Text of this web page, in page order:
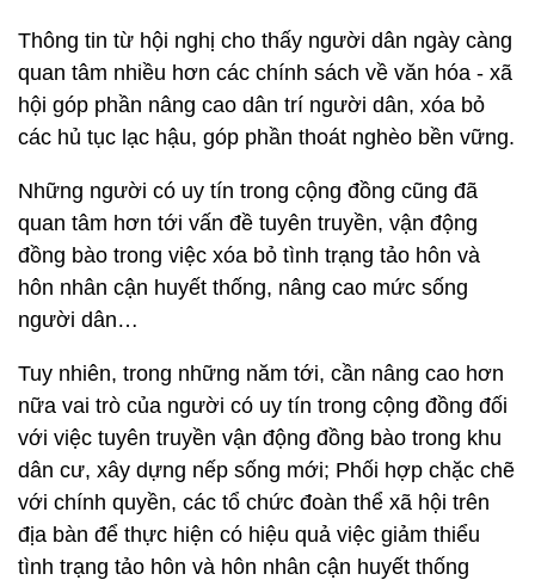
Thông tin từ hội nghị cho thấy người dân ngày càng
quan tâm nhiều hơn các chính sách về văn hóa - xã
hội góp phần nâng cao dân trí người dân, xóa bỏ
các hủ tục lạc hậu, góp phần thoát nghèo bền vững.
Những người có uy tín trong cộng đồng cũng đã
quan tâm hơn tới vấn đề tuyên truyền, vận động
đồng bào trong việc xóa bỏ tình trạng tảo hôn và
hôn nhân cận huyết thống, nâng cao mức sống
người dân…
Tuy nhiên, trong những năm tới, cần nâng cao hơn
nữa vai trò của người có uy tín trong cộng đồng đối
với việc tuyên truyền vận động đồng bào trong khu
dân cư, xây dựng nếp sống mới; Phối hợp chặc chẽ
với chính quyền, các tổ chức đoàn thể xã hội trên
địa bàn để thực hiện có hiệu quả việc giảm thiểu
tình trạng tảo hôn và hôn nhân cận huyết thống